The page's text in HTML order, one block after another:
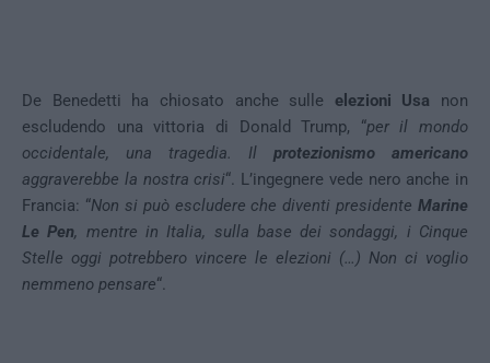
De Benedetti ha chiosato anche sulle elezioni Usa non
escludendo una vittoria di Donald Trump, “per il mondo
occidentale, una tragedia. Il protezionismo americano
aggraverebbe la nostra crisi“. L’ingegnere vede nero anche in
Francia: “Non si può escludere che diventi presidente Marine
Le Pen, mentre in Italia, sulla base dei sondaggi, i Cinque
Stelle oggi potrebbero vincere le elezioni (…) Non ci voglio
nemmeno pensare“.